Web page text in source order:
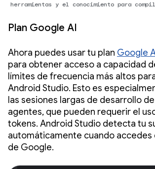
herramientas y el conocimiento para
Plan Google AI
Ahora puedes usar tu plan Google
para obtener acceso a capacidad
límites de frecuencia más altos
Android Studio. Esto es
las sesiones largas de desarrollo
agentes, que pueden requerir el
tokens. Android Studio detecta tu
automáticamente cuando accedes
de Google.